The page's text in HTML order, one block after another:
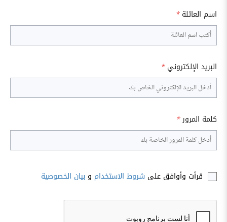
اسم العائلة *
البريد الإلكتروني *
كلمة المرور*
قرأت وأوافق على شروط الاستخدام و بيان الخصوصية